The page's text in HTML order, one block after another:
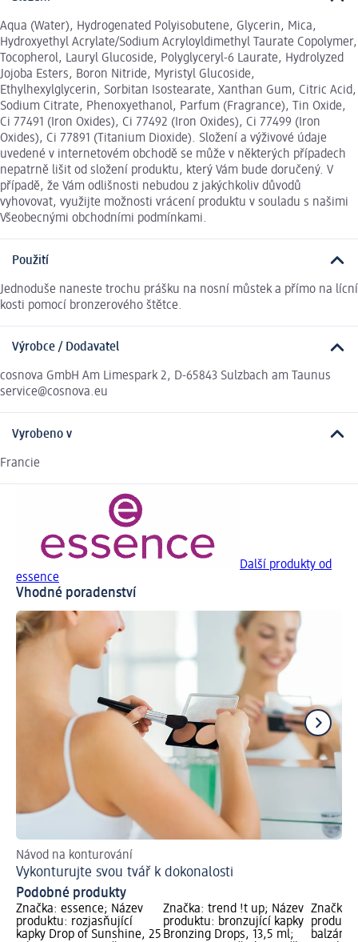
Aqua (Water), Hydrogenated Polyisobutene, Glycerin, Mica,
Hydroxyethyl Acrylate/Sodium Acryloyldimethyl Taurate Copolymer,
Tocopherol, Lauryl Glucoside, Polyglyceryl-6 Laurate, Hydrolyzed
Jojoba Esters, Boron Nitride, Myristyl Glucoside,
Ethylhexylglycerin, Sorbitan Isostearate, Xanthan Gum, Citric Acid,
Sodium Citrate, Phenoxyethanol, Parfum (Fragrance), Tin Oxide,
Ci 77491 (Iron Oxides), Ci 77492 (Iron Oxides), Ci 77499 (Iron
Oxides), Ci 77891 (Titanium Dioxide). Složení a výživové údaje
uvedené v internetovém obchodě se může v některých případech
nepatrně lišit od složení produktu, který Vám bude doručený. V
případě, že Vám odlišnosti nebudou z jakýchkoliv důvodů
vyhovovat, využijte možnosti vrácení produktu v souladu s našimi
Všeobecnými obchodními podmínkami.
Použití
Jednoduše naneste trochu prášku na nosní můstek a přímo na lícní
kosti pomocí bronzerového štětce.
Výrobce / Dodavatel
cosnova GmbH Am Limespark 2, D-65843 Sulzbach am Taunus
service@cosnova.eu
Vyrobeno v
Francie
Další produkty od
essence
Vhodné poradenství
Návod na konturování
Vykonturujte svou tvář k dokonalosti
Podobné produkty
Značka: essence; Název
produktu: rozjasňující
kapky Drop of Sunshine, 25
Značka: trend !t up; Název
produktu: bronzující kapky
Bronzing Drops, 13,5 ml;
Značka:
balzám